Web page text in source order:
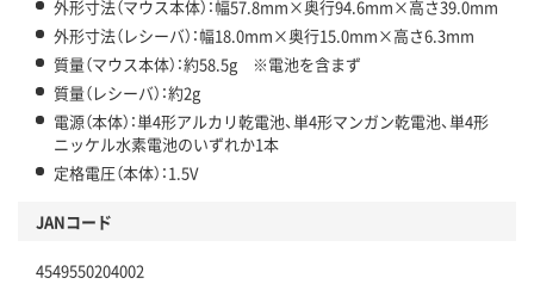
外形寸法（マウス本体）：幅57.8mm×奥行94.6mm×高さ39.0mm
外形寸法（レシーバ）：幅18.0mm×奥行15.0mm×高さ6.3mm
質量（マウス本体）：約58.5g ※電池を含まず
質量（レシーバ）：約2g
電源（本体）：単4形アルカリ乾電池、単4形マンガン乾電池、単4形
ニッケル水素電池のいずれか1本
定格電圧（本体）：1.5V
JANコード
4549550204002